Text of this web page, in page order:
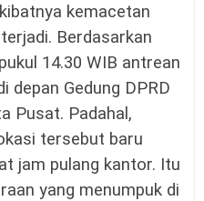
kemacetan
Berdasarkan
14.30 WIB antrean
depan Gedung DPRD
Pusat. Padahal,
tersebut baru
jam pulang kantor. Itu
yang menumpuk di